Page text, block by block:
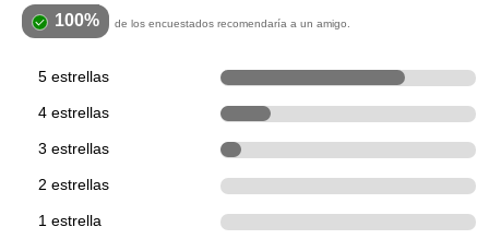
100% de los encuestados recomendaría a un amigo.
5 estrellas 266
4 estrellas
3 estrellas
2 estrellas
1 estrella